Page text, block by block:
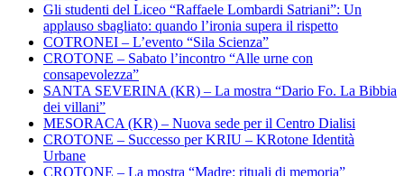
Gli studenti del Liceo “Raffaele Lombardi Satriani”: Un
applauso sbagliato: quando l’ironia supera il rispetto
COTRONEI – L’evento “Sila Scienza”
CROTONE – Sabato l’incontro “Alle urne con
consapevolezza”
SANTA SEVERINA (KR) – La mostra “Dario Fo. La Bibbia
dei villani”
MESORACA (KR) – Nuova sede per il Centro Dialisi
CROTONE – Successo per KRIU – KRotone Identità
Urbane
CROTONE – La mostra “Madre: rituali di memoria”